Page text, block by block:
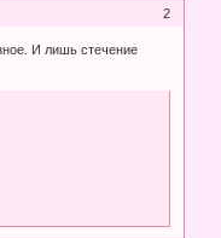
2
И лишь стечение